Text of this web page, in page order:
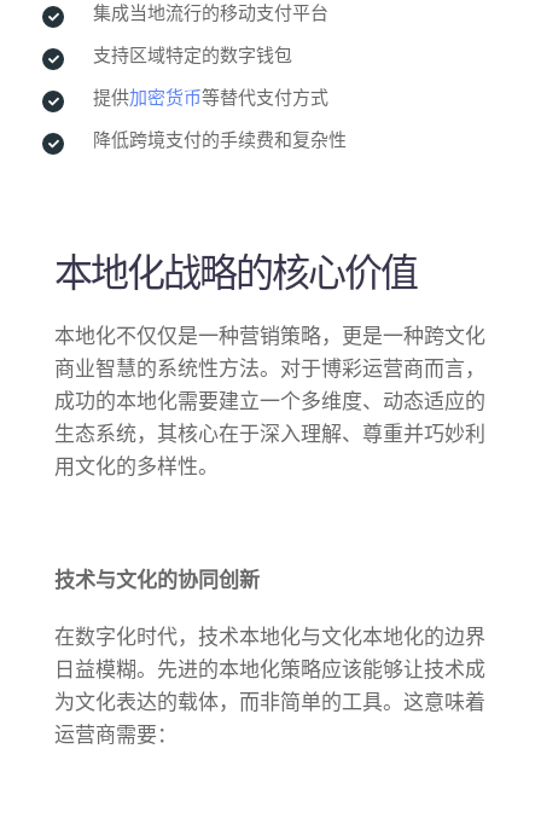
集成当地流行的移动支付平台
支持区域特定的数字钱包
提供加密货币等替代支付方式
降低跨境支付的手续费和复杂性
本地化战略的核心价值
本地化不仅仅是一种营销策略，更是一种跨文化
商业智慧的系统性方法。对于博彩运营商而言，
成功的本地化需要建立一个多维度、动态适应的
生态系统，其核心在于深入理解、尊重并巧妙利
用文化的多样性。
技术与文化的协同创新
在数字化时代，技术本地化与文化本地化的边界
日益模糊。先进的本地化策略应该能够让技术成
为文化表达的载体，而非简单的工具。这意味着
运营商需要：